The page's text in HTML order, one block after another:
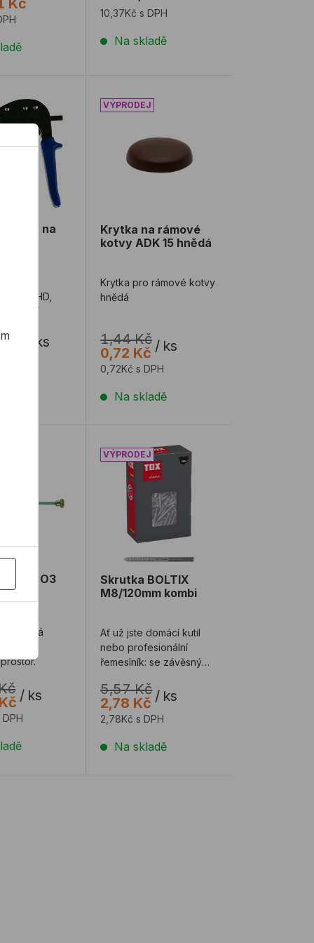
...
10,37Kč s DPH
Na skladě
TOX SPAGAT N
MZ na ACROBAT
MZ na
MHD,
ks
DPH
Krytka na rámové kotvy ADK 15 hnědá
Krytka na rámové
kotvy ADK 15 hnědá
Krytka pro rámové kotvy
hnědá
1,44 Kč
0,72 Kč / ks
0,72Kč s DPH
Na skladě
TICKI O3 sklopný
TICKI O3
/ ks
Skrutka BOLTIX M8/120mm kombi
Skrutka BOLTIX
M8/120mm kombi
Ať už jste domácí kutil
nebo profesionální
řemeslník: se závěsným
můžete snadno p ...
5,57 Kč
2,78 Kč / ks
2,78Kč s DPH
Na skladě